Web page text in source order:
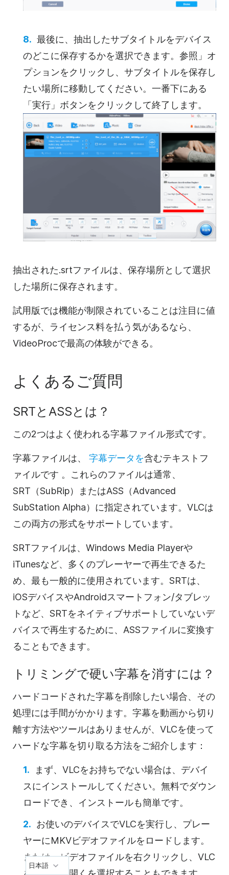
最後に、抽出したサブタイトルをデバイス
のどこに保存するかを選択できます。参照」オ
プションをクリックし、サブタイトルを保存し
たい場所に移動してください。一番下にある
「実行」ボタンをクリックして終了します。
抽出された.srtファイルは、保存場所として選択
した場所に保存されます。
試用版では機能が制限されていることは注目に値
するが、ライセンス料を払う気があるなら、
VideoProcで最高の体験ができる。
よくあるご質問
SRTとASSとは？
この2つはよく使われる字幕ファイル形式です。
字幕ファイルは、 字幕データを含むテキストフ
ァイルです 。これらのファイルは通常、
SRT（SubRip）またはASS（Advanced
SubStation Alpha）に指定されています。VLCは
この両方の形式をサポートしています。
SRTファイルは、Windows Media Playerや
iTunesなど、多くのプレーヤーで再生できるた
め、最も一般的に使用されています。SRTは、
iOSデバイスやAndroidスマートフォン/タブレッ
トなど、SRTをネイティブサポートしていないデ
バイスで再生するために、ASSファイルに変換す
ることもできます。
トリミングで硬い字幕を消すには？
ハードコードされた字幕を削除したい場合、その
処理には手間がかかります。字幕を動画から切り
離す方法やツールはありませんが、VLCを使って
ハードな字幕を切り取る方法をご紹介します：
まず、VLCをお持ちでない場合は、デバイ
スにインストールしてください。無料でダウン
ロードでき、インストールも簡単です。
お使いのデバイスでVLCを実行し、プレー
ヤーにMKVビデオファイルをロードします。
または、ビデオファイルを右クリックし、VLC
日本語